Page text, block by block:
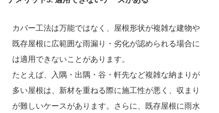
カバー工法は万能ではなく、屋根形状が複雑な建物や
既存屋根に広範囲な雨漏り・劣化が認められる場合に
は適用できないことがあります。
たとえば、入隅・出隅・谷・軒先など複雑な納まりが
多い屋根は、新材を重ねる際に施工性が悪く、収まり
が難しいケースがあります。さらに、既存屋根に雨水